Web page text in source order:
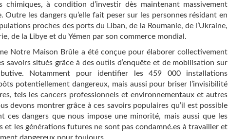
chimiques, à condition d’investir dès maintenant massivement
Outre les dangers qu’elle fait peser sur les personnes résidant en
proches des ports du Liban, de la Roumanie, de l’Ukraine,
de la Libye et du Yémen par son commerce mondial.
Notre Maison Brûle a été conçue pour élaborer collectivement
savoirs situés grâce à des outils d’enquête et de mobilisation sur
Notamment pour identifier les 459 000 installations
potentiellement dangereux, mais aussi pour briser l’invisibilité
tels les cancers professionnels et environnementaux et autres
devons montrer grâce à ces savoirs populaires qu’il est possible
ces dangers que nous impose une minorité, mais aussi que les
et les générations futures ne sont pas condamné.es à travailler et